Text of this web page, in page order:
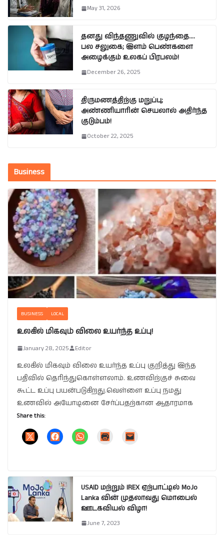
May 31, 2026
தனது விந்தணுவில் குழந்தை….
பல சலுகை; இளம் பெண்களை
அழைக்கும் உலகப் பிரபலம்!
December 26, 2025
திருமணத்திற்கு மறுப்பு;
அண்ணியாரின் செயலால் அதிர்ந்த
குடும்பம்!
October 22, 2025
Business
BUSINESS LOCAL
உலகில் மிகவும் விலை உயர்ந்த உப்பு!
January 28, 2025 Editor
உலகில் மிகவும் விலை உயர்ந்த உப்பு குறித்து இந்த
பதிவில் தெரிந்துகொள்ளலாம். உணவிற்குச் சுவை
கூட்ட உப்பு பயன்படுகிறது.வெள்ளை உப்பு நமது
உணவில் அயோடினை சேர்ப்பதற்கான ஆதாரமாக
Share this:
USAID மற்றும் IREX ஏற்பாட்டில் MoJo
Lanka வின் முதலாவது மொபைல்
ஊடகவியல் விழா!
June 7, 2023